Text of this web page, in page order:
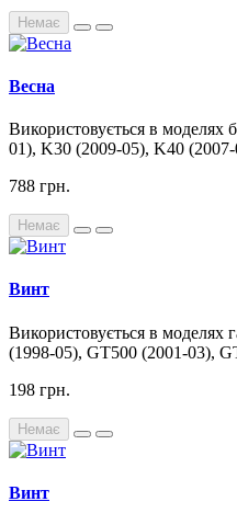
Немає
Весна
Використовується в моделях
01), K30 (2009-05), K40
788 грн.
Немає
Винт
Використовується в моделях
(1998-05), GT500 (2001-03),
198 грн.
Немає
Винт